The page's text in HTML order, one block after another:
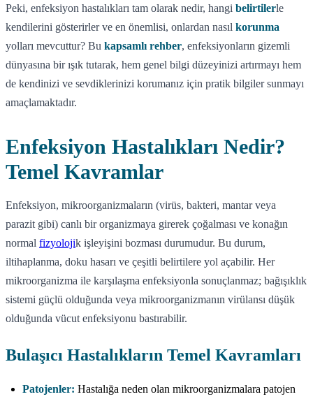
Peki, enfeksiyon hastalıkları tam olarak nedir, hangi belirtilerle
kendilerini gösterirler ve en önemlisi, onlardan nasıl korunma
yolları mevcuttur? Bu kapsamlı rehber, enfeksiyonların gizemli
dünyasına bir ışık tutarak, hem genel bilgi düzeyinizi artırmayı hem
de kendinizi ve sevdiklerinizi korumanız için pratik bilgiler sunmayı
amaçlamaktadır.
Enfeksiyon Hastalıkları Nedir?
Temel Kavramlar
Enfeksiyon, mikroorganizmaların (virüs, bakteri, mantar veya
parazit gibi) canlı bir organizmaya girerek çoğalması ve konağın
normal fizyolojik işleyişini bozması durumudur. Bu durum,
iltihaplanma, doku hasarı ve çeşitli belirtilere yol açabilir. Her
mikroorganizma ile karşılaşma enfeksiyonla sonuçlanmaz; bağışıklık
sistemi güçlü olduğunda veya mikroorganizmanın virülansı düşük
olduğunda vücut enfeksiyonu bastırabilir.
Bulaşıcı Hastalıkların Temel Kavramları
Patojenler: Hastalığa neden olan mikroorganizmalara patojen